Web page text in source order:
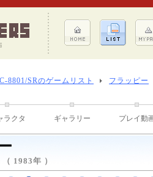
8801/SRのゲームリスト フラッピー
ラクタ ギャラリー プレイ動
1983年 ）